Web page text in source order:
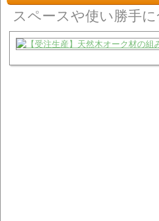
スペースや使い勝手